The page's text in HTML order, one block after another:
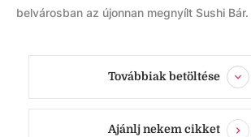
belvárosban az újonnan megnyílt Sushi Bár.
Továbbiak betöltése
Ajánlj nekem cikket